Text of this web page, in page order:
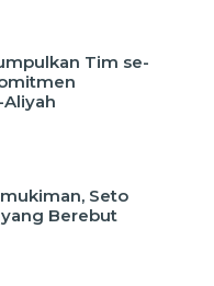
Tim se-
Seto
Berebut